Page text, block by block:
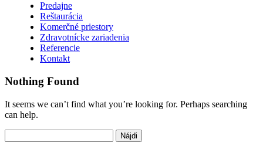
Predajne
Reštaurácia
Komerčné priestory
Zdravotnícke zariadenia
Referencie
Kontakt
Nothing Found
It seems we can’t find what you’re looking for. Perhaps searching
can help.